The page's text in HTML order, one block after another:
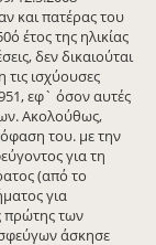
και πατέρας του
έτος της ηλικίας
δεν δικαιούται
ισχύουσες
εφ` όσον αυτές
Ακολούθως,
του. με την
για τη
(από το
για
πρώτης των
άσκησε